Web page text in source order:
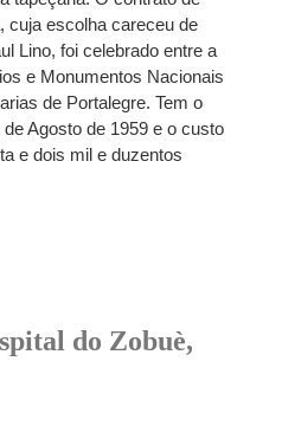
cuja escolha careceu de
Lino, foi celebrado entre a
e Monumentos Nacionais
de Portalegre. Tem o
Agosto de 1959 e o custo
e dois mil e duzentos
do Zobuè,